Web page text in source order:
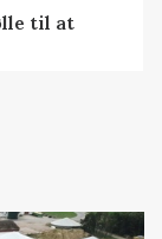
til at